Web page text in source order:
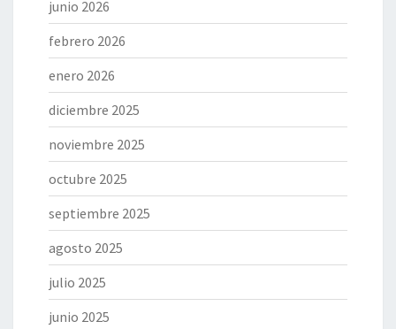
junio 2026
febrero 2026
enero 2026
diciembre 2025
noviembre 2025
octubre 2025
septiembre 2025
agosto 2025
julio 2025
junio 2025